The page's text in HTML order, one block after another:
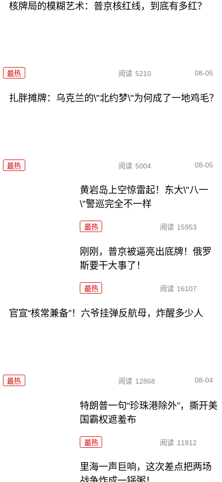
核牌局的模糊艺术：普京核红线，到底有多红？
最热 阅读 5210 08-05
扎胖摊牌：乌克兰的\"北约梦\"为何成了一地鸡毛？
最热 阅读 5004 08-05
黄岩岛上空惊雷起！东大\"八一
\"警巡完全不一样
最热 阅读 15953
刚刚，普京被逼亮出底牌！俄罗
斯要干大事了！
最热 阅读 16107
官宣“核常兼备”！六爷挂弹反航母，炸醒多少人
最热 阅读 12868 08-04
特朗普一句“珍珠港除外”，撕开美
国霸权遮羞布
最热 阅读 11812
里海一声巨响，这次差点把两场